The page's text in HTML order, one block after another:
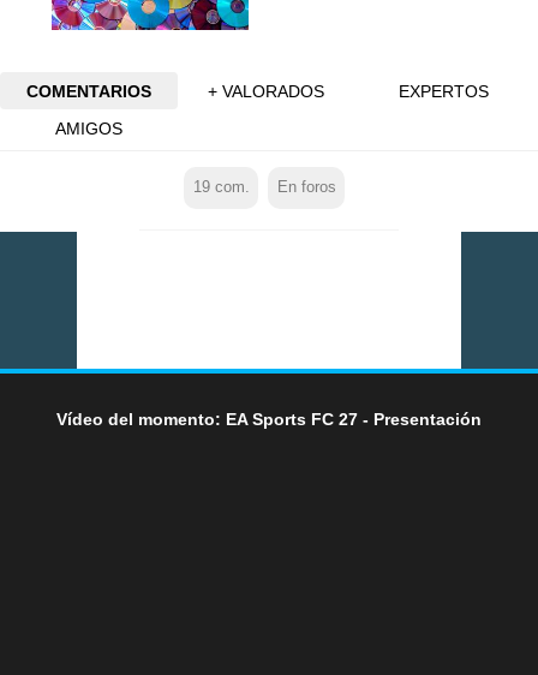
COMENTARIOS + VALORADOS
EXPERTOS
AMIGOS
19com. En foros
Vídeo del momento: EA Sports FC 27 - Presentación